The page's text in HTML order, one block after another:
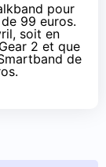
pour
99 euros.
soit en
Gear 2 et que
de